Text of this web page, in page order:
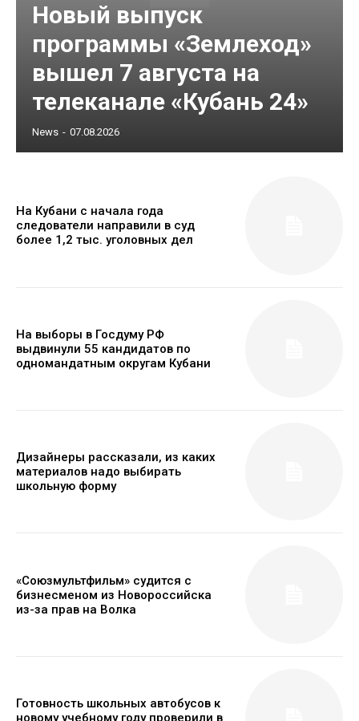
Новый выпуск
программы «Землеход»
вышел 7 августа на
телеканале «Кубань 24»
News - 07.08.2026
На Кубани с начала года
следователи направили в суд
более 1,2 тыс. уголовных дел
На выборы в Госдуму РФ
выдвинули 55 кандидатов по
одномандатным округам Кубани
Дизайнеры рассказали, из каких
материалов надо выбирать
школьную форму
«Союзмультфильм» судится с
бизнесменом из Новороссийска
из-за прав на Волка
Готовность школьных автобусов к
новому учебному году проверили в